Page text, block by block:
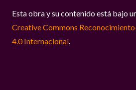
Esta obra y su contenido está bajo
Creative Commons
4.0 Internacional.